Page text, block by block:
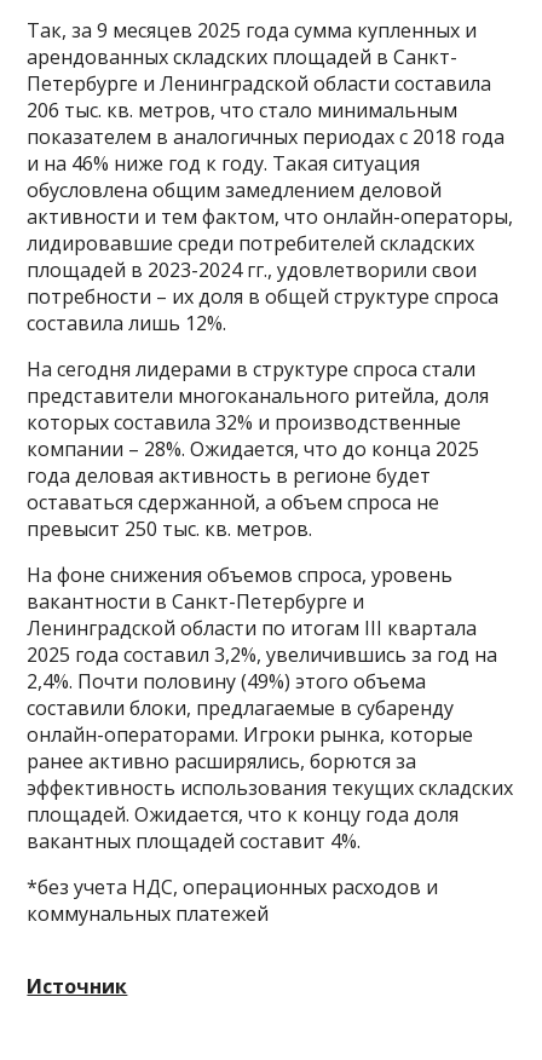
Так, за 9 месяцев 2025 года сумма купленных и
арендованных складских площадей в Санкт-
Петербурге и Ленинградской области составила
206 тыс. кв. метров, что стало минимальным
показателем в аналогичных периодах с 2018 года
и на 46% ниже год к году. Такая ситуация
обусловлена общим замедлением деловой
активности и тем фактом, что онлайн-операторы,
лидировавшие среди потребителей складских
площадей в 2023-2024 гг., удовлетворили свои
потребности – их доля в общей структуре спроса
составила лишь 12%.
На сегодня лидерами в структуре спроса стали
представители многоканального ритейла, доля
которых составила 32% и производственные
компании – 28%. Ожидается, что до конца 2025
года деловая активность в регионе будет
оставаться сдержанной, а объем спроса не
превысит 250 тыс. кв. метров.
На фоне снижения объемов спроса, уровень
вакантности в Санкт-Петербурге и
Ленинградской области по итогам III квартала
2025 года составил 3,2%, увеличившись за год на
2,4%. Почти половину (49%) этого объема
составили блоки, предлагаемые в субаренду
онлайн-операторами. Игроки рынка, которые
ранее активно расширялись, борются за
эффективность использования текущих складских
площадей. Ожидается, что к концу года доля
вакантных площадей составит 4%.
*без учета НДС, операционных расходов и
коммунальных платежей
Источник